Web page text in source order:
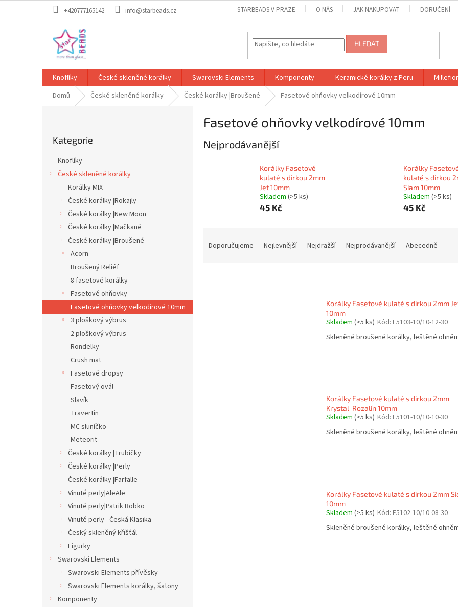
+420777165142 info@starbeads.cz STARBEADS V PRAZE O NÁS JAK NAKUPOVAT DORUČENÍ
HLEDAT
Knoflíky České skleněné korálky Swarovski Elements Komponenty Keramické korálky z Peru
Domů
České skleněné korálky České korálky |Broušené Fasetové ohňovky velkodírové 10mm
kategorie
Kategorie
Knoflíky
České skleněné korálky
Korálky MIX
České korálky |Rokajly
České korálky |New Moon
České korálky |Mačkané
České korálky |Broušené
Acorn
Broušený Reliéf
8 fasetové korálky
Fasetové ohňovky
Fasetové ohňovky velkodírové 10mm
3 ploškový výbrus
2 ploškový výbrus
Rondelky
Crush mat
Fasetové dropsy
Fasetový ovál
Slavík
Travertin
MC sluníčko
Meteorit
České korálky |Trubičky
České korálky |Perly
České korálky |Farfalle
Vinuté perly|AleAle
Vinuté perly|Patrik Bobko
Vinuté perly - Česká Klasika
Český skleněný křišťál
Figurky
Swarovski Elements
Swarovski Elements přívěsky
Swarovski Elements korálky, šatony
Komponenty
Fasetové ohňovky velkodírové 10mm
Nejprodávanější
Korálky Fasetové
kulaté s dirkou 2mm
Jet 10mm
Skladem (>5 ks)
45 Kč
Korálky
kulaté s dirkou
Siam 10mm
Skladem (>5 ks)
45 Kč
t
Doporučujeme Nejlevnější Nejdražší Nejprodávanější Abecedně
d
Korálky Fasetové kulaté s dirkou 2mm
10mm
Skladem (>5 ks) Kód: F5103-10/10-12-30
Skleněné broušené korálky, leštěné
Korálky Fasetové kulaté s dirkou 2mm
Krystal-Rozalín 10mm
Skladem (>5 ks) Kód: F5101-10/10-10-30
Skleněné broušené korálky, leštěné
Korálky Fasetové kulaté s dirkou 2mm
10mm
Skladem (>5 ks) Kód: F5102-10/10-08-30
Skleněné broušené korálky, leštěné